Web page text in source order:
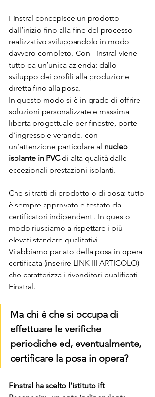
Finstral concepisce un prodotto
dall’inizio fino alla fine del processo
realizzativo sviluppandolo in modo
davvero completo. Con Finstral viene
tutto da un’unica azienda: dallo
sviluppo dei profili alla produzione
diretta fino alla posa.
In questo modo si è in grado di offrire
soluzioni personalizzate e massima
libertà progettuale per finestre, porte
d’ingresso e verande, con
un’attenzione particolare al nucleo
isolante in PVC di alta qualità dalle
eccezionali prestazioni isolanti.
Che si tratti di prodotto o di posa: tutto
è sempre approvato e testato da
certificatori indipendenti. In questo
modo riusciamo a rispettare i più
elevati standard qualitativi.
Vi abbiamo parlato della posa in opera
certificata (inserire LINK III ARTICOLO)
che caratterizza i rivenditori qualificati
Finstral.
Ma chi è che si occupa di
effettuare le verifiche
periodiche ed, eventualmente,
certificare la posa in opera?
Finstral ha scelto l’istituto ift